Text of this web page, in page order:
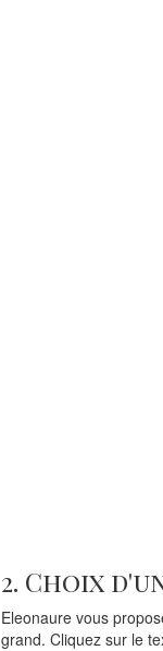
2. Choix
Eleonaure vous
grand. Cliquez sur le